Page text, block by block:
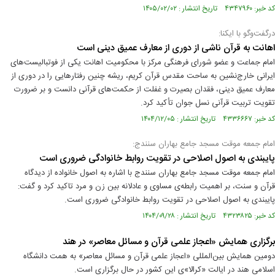
کد خبر: ۴۳۴۷۹۶۰ تاریخ انتشار : ۱۴۰۵/۰۲/۰۲
درگفت‌وگو با ایکنا:
اهانت به قرآن ناشی از دوری از معارف عمیق دینی است
امام جماعت و عضو شورای فرهنگی مرکز با محکومیت اهانت یکی از فوتبالیست‌های
ایرانی خارج‌نشین به ساحت مقدس قرآن کریم، ریشه چنین رفتارهایی را در دوری از
معارف عمیق دینی، فقدان بصیرت و غفلت از حکمت‌های قرآنی دانست و بر ضرورت
تقویت تربیت قرآنی نسل جوان تأکید کرد.
کد خبر: ۴۳۳۶۶۶۷ تاریخ انتشار : ۱۴۰۴/۱۲/۰۵
امام جمعه موقت مسجد جامع بهاران سنندج:
پایبندی به اصول اصلاحی در تقویت روابط خانوادگی ضروری است
امام جمعه موقت مسجد جامع بهاران سنندج با اشاره به اصول خانواده از دیدگاه
قرآن و سنت، بر اهمیت رابطه‌ی مساوی و عادلانه بین زن و مرد تاکید کرد و گفت:
پایبندی به اصول اصلاحی در تقویت روابط خانوادگی ضروری است.
کد خبر: ۴۳۲۳۸۲۵ تاریخ انتشار : ۱۴۰۴/۰۹/۲۸
برگزاری همایش «اعجاز علمی قرآن و مسائل معاصر» در هند
دومین همایش بین‌المللی «اعجاز علمی قرآن و مسائل معاصر» به همت دانشگاه
اسلامی هند در ایالت «کرالا»ی این کشور در حال برگزاری است.